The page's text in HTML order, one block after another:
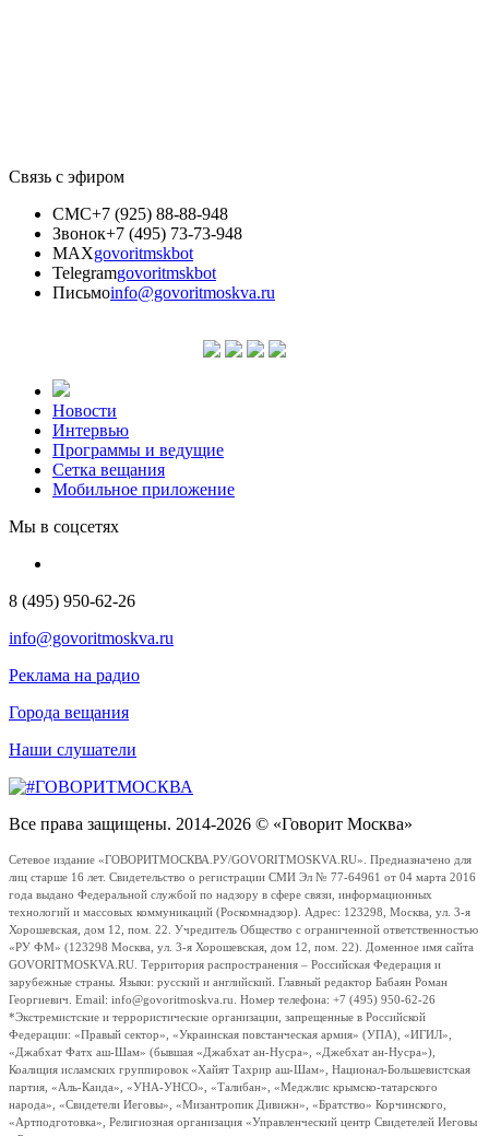
Связь с эфиром
СМС+7 (925) 88-88-948
Звонок+7 (495) 73-73-948
MAXgovoritmskbot
Telegramgovoritmskbot
Письмоinfo@govoritmoskva.ru
Новости
Интервью
Программы и ведущие
Сетка вещания
Мобильное приложение
Мы в соцсетях
8 (495) 950-62-26
info@govoritmoskva.ru
Реклама на радио
Города вещания
Наши слушатели
Все права защищены. 2014-2026 © «Говорит Москва»
Сетевое издание «ГОВОРИТМОСКВА.РУ/GOVORITMOSKVA.RU». Предназначено для
лиц старше 16 лет. Свидетельство о регистрации СМИ Эл № 77-64961 от 04 марта 2016
года выдано Федеральной службой по надзору в сфере связи, информационных
технологий и массовых коммуникаций (Роскомнадзор). Адрес: 123298, Москва, ул. 3-я
Хорошевская, дом 12, пом. 22. Учредитель Общество с ограниченной ответственностью
«РУ ФМ» (123298 Москва, ул. 3-я Хорошевская, дом 12, пом. 22). Доменное имя сайта
GOVORITMOSKVA.RU. Территория распространения – Российская Федерация и
зарубежные страны. Языки: русский и английский. Главный редактор Бабаян Роман
Георгиевич. Email: info@govoritmoskva.ru. Номер телефона: +7 (495) 950-62-26
*Экстремистские и террористические организации, запрещенные в Российской
Федерации: «Правый сектор», «Украинская повстанческая армия» (УПА), «ИГИЛ»,
«Джабхат Фатх аш-Шам» (бывшая «Джабхат ан-Нусра», «Джебхат ан-Нусра»),
Коалиция исламских группировок «Хайят Тахрир аш-Шам», Национал-Большевистская
партия, «Аль-Каида», «УНА-УНСО», «Талибан», «Меджлис крымско-татарского
народа», «Свидетели Иеговы», «Мизантропик Дивижн», «Братство» Корчинского,
«Артподготовка», Религиозная организация «Управленческий центр Свидетелей Иеговы